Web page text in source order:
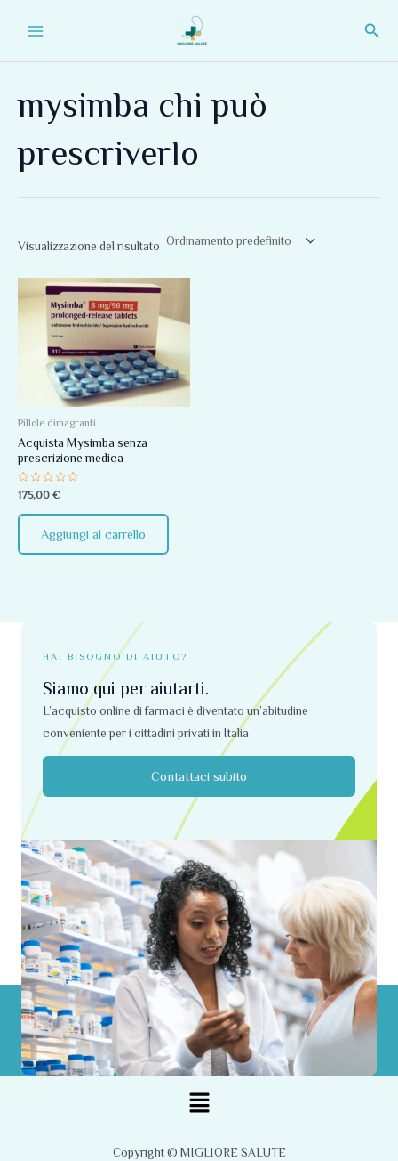
mysimba chi può
prescriverlo
Visualizzazione del risultato
Pillole dimagranti
Acquista Mysimba senza
prescrizione medica
Valutato
0
su
5
175,00 €
Aggiungi al carrello
HAI BISOGNO DI AIUTO?
Siamo qui per aiutarti.
L’acquisto online di farmaci è diventato un’abitudine
conveniente per i cittadini privati ​​in Italia
Contattaci subito
Menu
Copyright © MIGLIORE SALUTE